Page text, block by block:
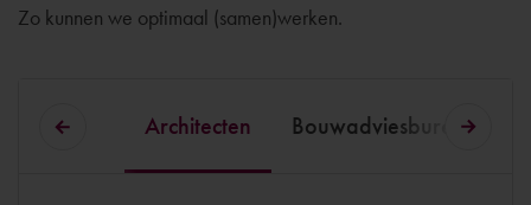
Zo kunnen we optimaal (samen)werken.
Architecten Bouwadviesbureaus